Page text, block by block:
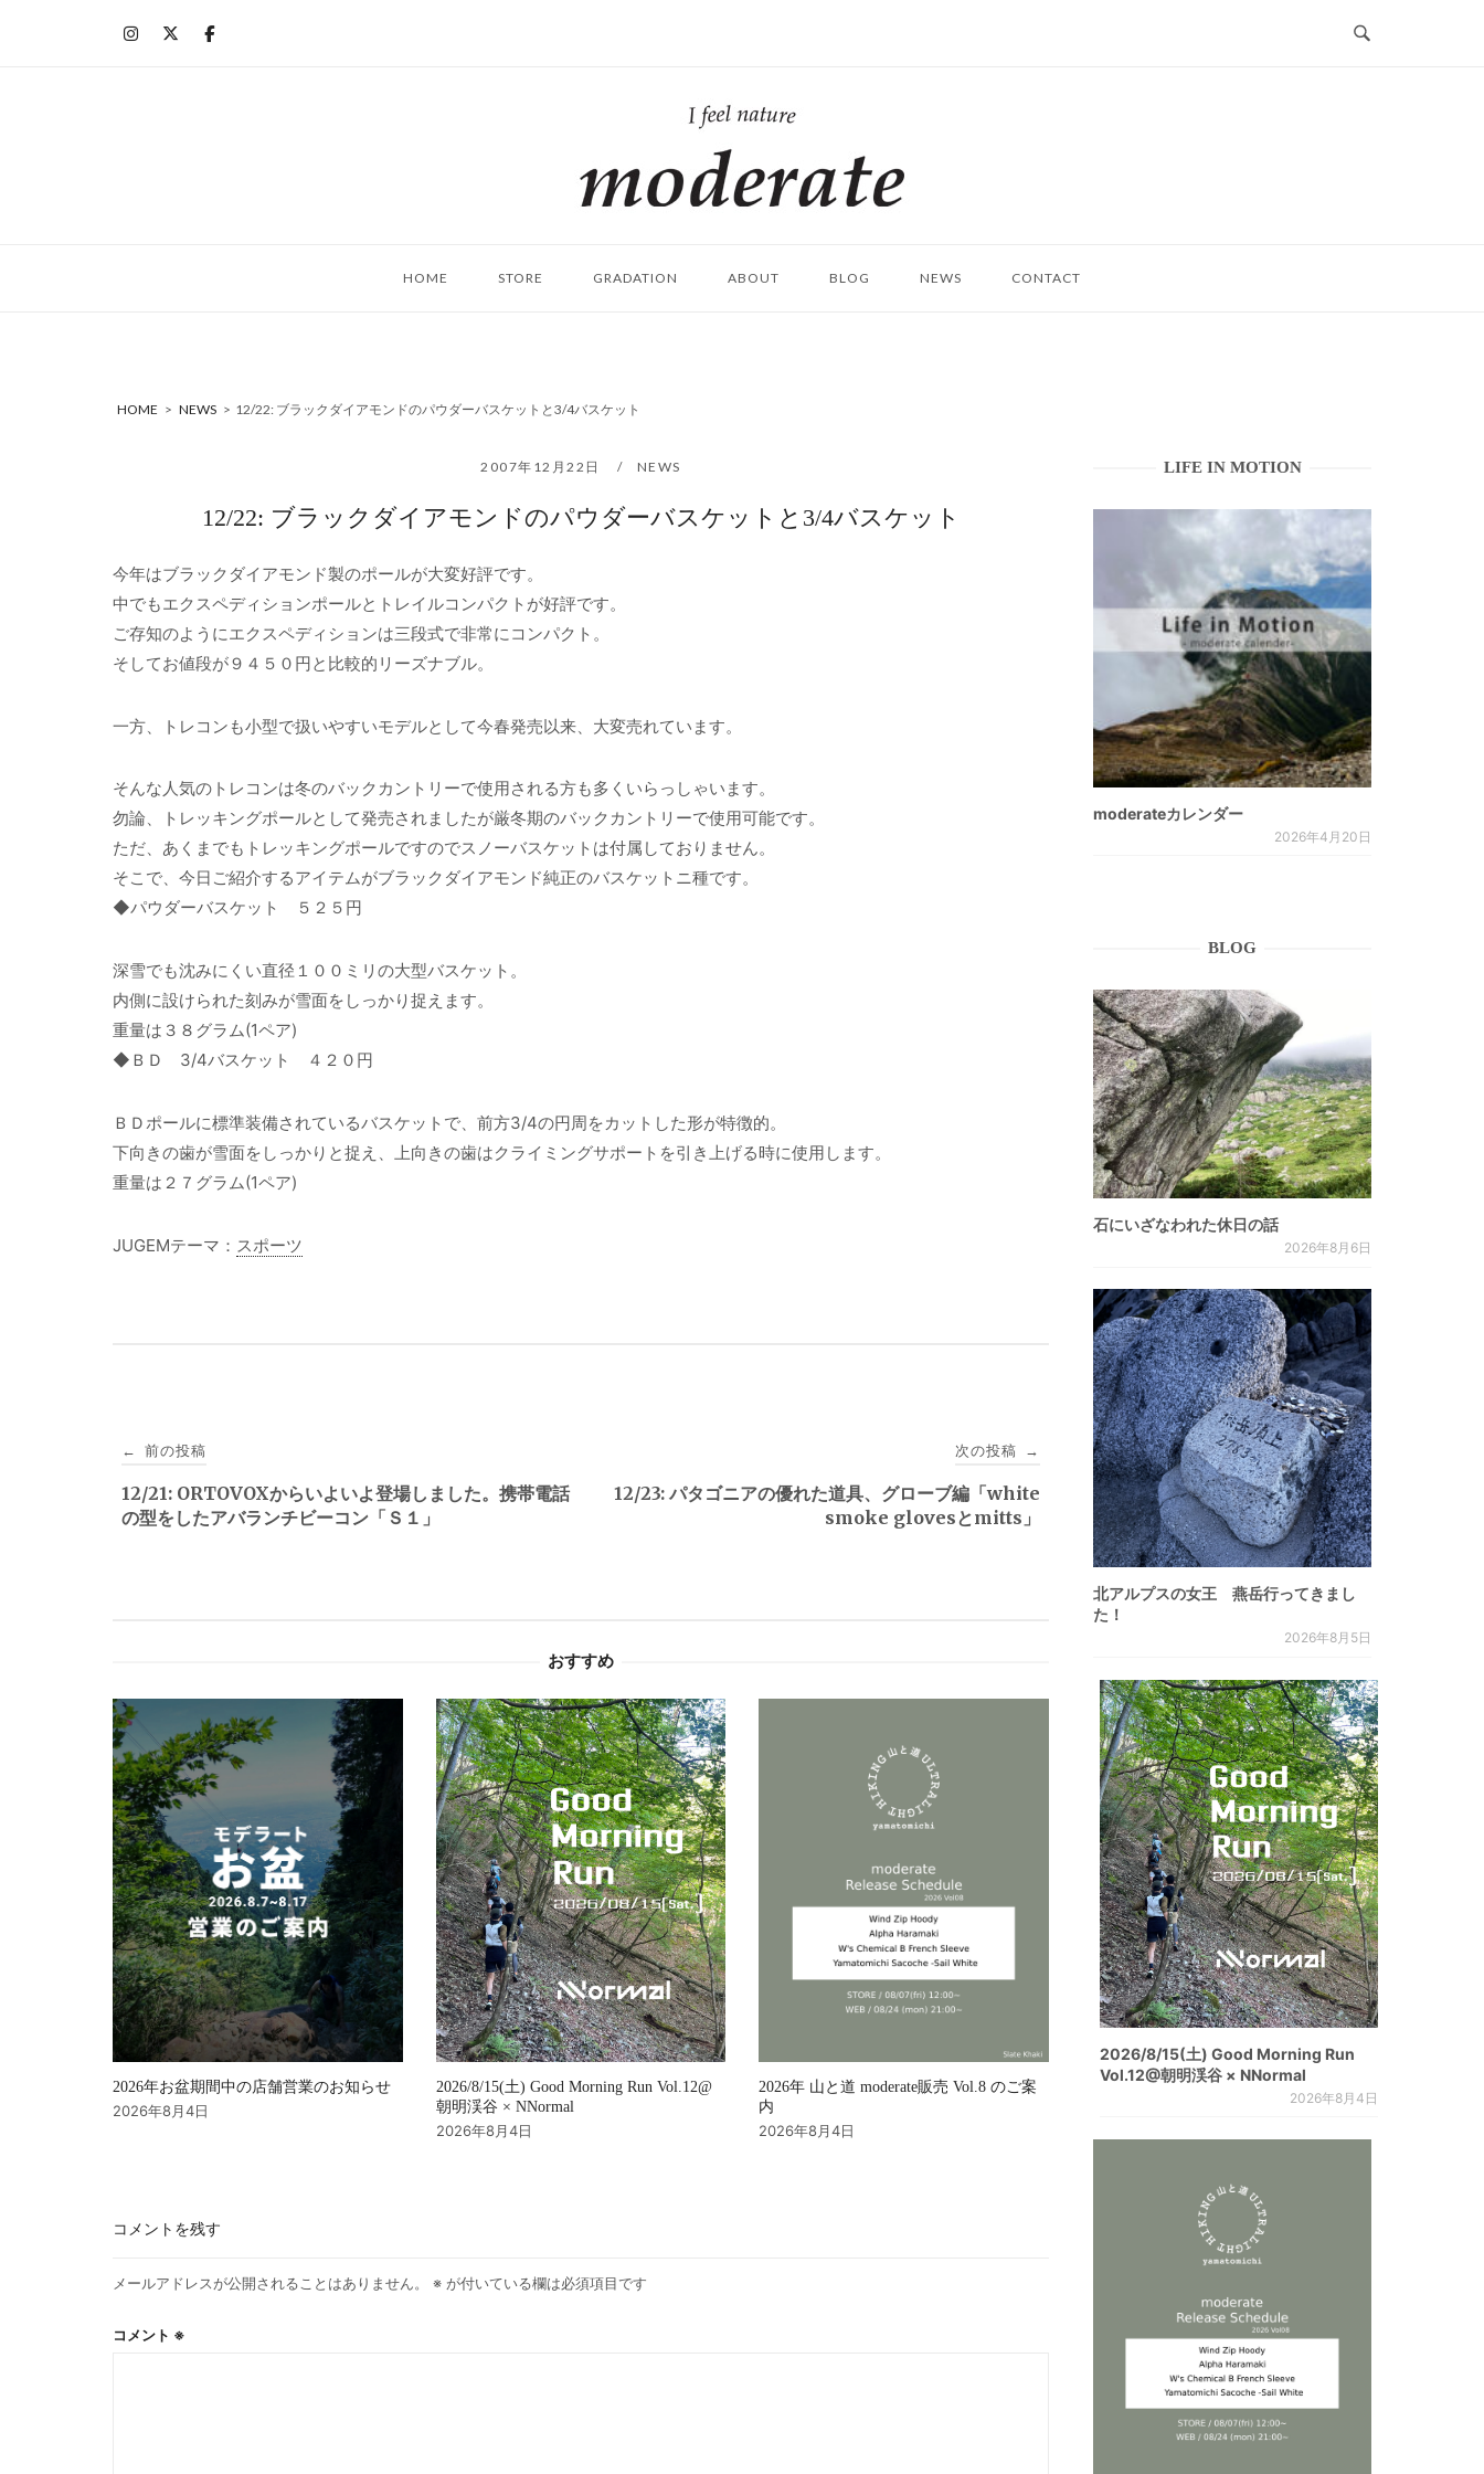
ム
HOME STORE GRADATION ABOUT BLOG NEWS CONTACT
HOME > NEWS > 12/22: ブラックダイアモンドのパウダーバスケットと3/4バスケット
2007年12月22日 NEWS
12/22: ブラックダイアモンドのパウダーバスケットと3/4バスケット
今年はブラックダイアモンド製のポールが大変好評です。
中でもエクスペディションポールとトレイルコンパクトが好評です。
ご存知のようにエクスペディションは三段式で非常にコンパクト。
そしてお値段が９４５０円と比較的リーズナブル。
一方、トレコンも小型で扱いやすいモデルとして今春発売以来、大変売れています。
そんな人気のトレコンは冬のバックカントリーで使用される方も多くいらっしゃいます。
勿論、トレッキングポールとして発売されましたが厳冬期のバックカントリーで使用可能です。
ただ、あくまでもトレッキングポールですのでスノーバスケットは付属しておりません。
そこで、今日ご紹介するアイテムがブラックダイアモンド純正のバスケットニ種です。
◆パウダーバスケット ５２５円
深雪でも沈みにくい直径１００ミリの大型バスケット。
内側に設けられた刻みが雪面をしっかり捉えます。
重量は３８グラム(1ペア)
◆ＢＤ 3/4バスケット ４２０円
ＢＤポールに標準装備されているバスケットで、前方3/4の円周をカットした形が特徴的。
下向きの歯が雪面をしっかりと捉え、上向きの歯はクライミングサポートを引き上げる時に使用します。
重量は２７グラム(1ペア)
JUGEMテーマ： スポーツ
稿
ナ
シ
ョ
ン
← 前の投稿
12/21: ORTOVOXからいよいよ登場しました。携帯電話
の型をしたアバランチビーコン「Ｓ１」
次の投稿 →
12/23: パタゴニアの優れた道具、グローブ編「white
smoke glovesとmitts」
おすすめ
2026年お盆期間中の店舗営業のお知らせ
2026年8月4日
2026/8/15(土) Good Morning Run Vol.12@
朝明渓谷 × NNormal
2026年8月4日
2026年 山と道 moderate販売 Vol.8 のご案
内
2026年8月4日
コメントを残す
メールアドレスが公開されることはありません。 ※ が付いている欄は必須項目です
コメント ※
LIFE IN MOTION
moderateカレンダー
2026年4月20日
BLOG
石にいざなわれた休日の話
2026年8月6日
北アルプスの女王 燕岳行ってきまし
た！
2026年8月5日
2026/8/15(土) Good Morning Run
Vol.12@朝明渓谷 × NNormal
2026年8月4日